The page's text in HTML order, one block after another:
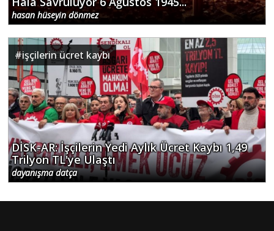
hasan hüseyin dönmez
#işçilerin ücret kaybı
DİSK-AR: İşçilerin Yedi Aylık Ücret Kaybı 1,49
Trilyon TL'ye Ulaştı
dayanışma datça